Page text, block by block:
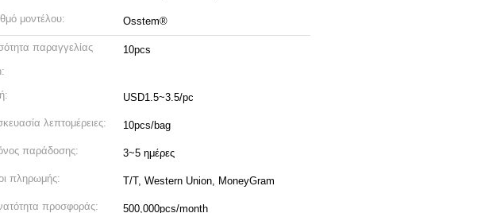
μοντέλου: Osstem®
παραγγελίας
10pcs
USD1.5~3.5/pc
λεπτομέρειες: 10pcs/bag
παράδοσης: 3~5 ημέρες
πληρωμής: T/T, Western Union, MoneyGram
προσφοράς: 500,000pcs/month